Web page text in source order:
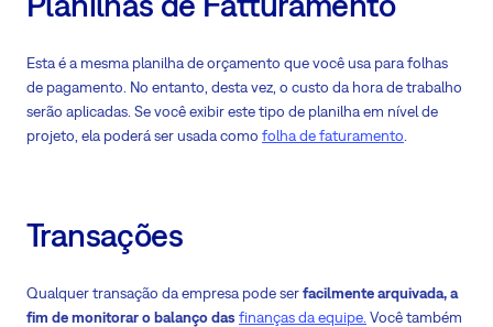
Esta é a mesma planilha de orçamento que você usa para folhas
de pagamento. No entanto, desta vez, o custo da hora de trabalho
serão aplicadas. Se você exibir este tipo de planilha em nível de
projeto, ela poderá ser usada como folha de faturamento
Transações
Qualquer transação da empresa pode serfacilmente arquivada, a
fim de monitorar o balanço das finanças da equipe. Você também